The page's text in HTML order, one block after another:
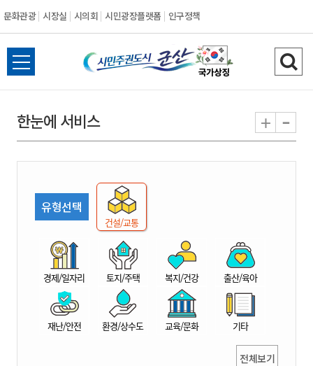
문화관광 시장실 시의회 시민광장플랫폼 인구정책
시
민
권
도
시
산
전
체
뉴
열
검
색
기
한눈에 서비스 + -
유형선택
건설/교통
경제/일자리 토지/주택 복지/건강 출산/육아
재난/안전 환경/상수도 교육/문화 기타
전체보기